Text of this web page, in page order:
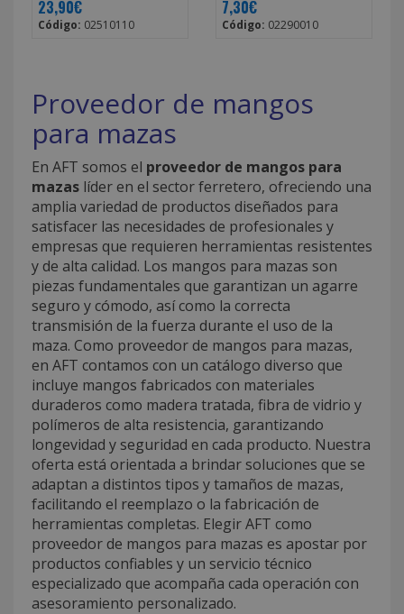
23,90€
Código: 02510110
7,30€
Código: 02290010
Proveedor de mangos
para mazas
En AFT somos el proveedor de mangos para
mazas líder en el sector ferretero, ofreciendo una
amplia variedad de productos diseñados para
satisfacer las necesidades de profesionales y
empresas que requieren herramientas resistentes
y de alta calidad. Los mangos para mazas son
piezas fundamentales que garantizan un agarre
seguro y cómodo, así como la correcta
transmisión de la fuerza durante el uso de la
maza. Como proveedor de mangos para mazas,
en AFT contamos con un catálogo diverso que
incluye mangos fabricados con materiales
duraderos como madera tratada, fibra de vidrio y
polímeros de alta resistencia, garantizando
longevidad y seguridad en cada producto. Nuestra
oferta está orientada a brindar soluciones que se
adaptan a distintos tipos y tamaños de mazas,
facilitando el reemplazo o la fabricación de
herramientas completas. Elegir AFT como
proveedor de mangos para mazas es apostar por
productos confiables y un servicio técnico
especializado que acompaña cada operación con
asesoramiento personalizado.